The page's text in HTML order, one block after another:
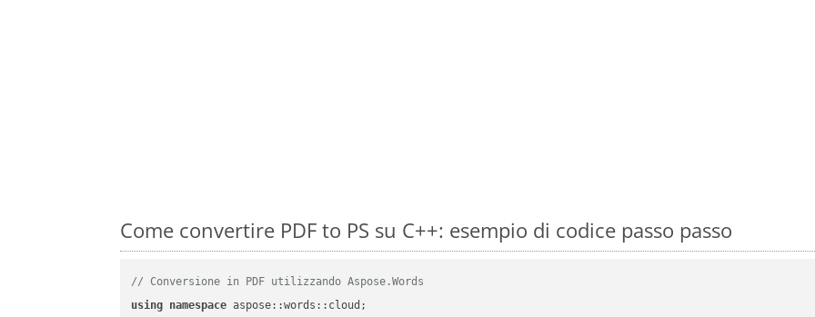
Come convertire PDF to PS su C++: esempio di codice passo passo
// Conversione in PDF utilizzando Aspose.Words
using namespace